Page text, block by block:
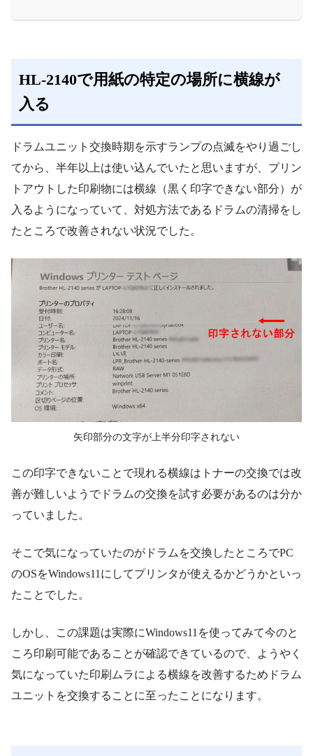
HL-2140で用紙の特定の場所に横線が
入る
ドラムユニット交換時期を示すランプの点滅をやり過ごし
てから、半年以上は使い込んでいたと思いますが、プリン
トアウトした印刷物には横線（黒く印字できない部分）が
入るようになっていて、対処方法であるドラムの清掃をし
たところで改善されない状況でした。
矢印部分の文字が上半分印字されない
この印字できないことで現れる横線はトナーの交換では改
善が難しいようでドラムの交換を試す必要があるのは分か
っていました。
そこで気になっていたのがドラムを交換したところでPC
のOSをWindows11にしてプリンタが使えるかどうかといっ
たことでした。
しかし、この課題は実際にWindows11を使ってみて今のと
ころ印刷可能であることが確認できているので、ようやく
気になっていた印刷ムラによる横線を改善するためドラム
ユニットを交換することに至ったことになります。